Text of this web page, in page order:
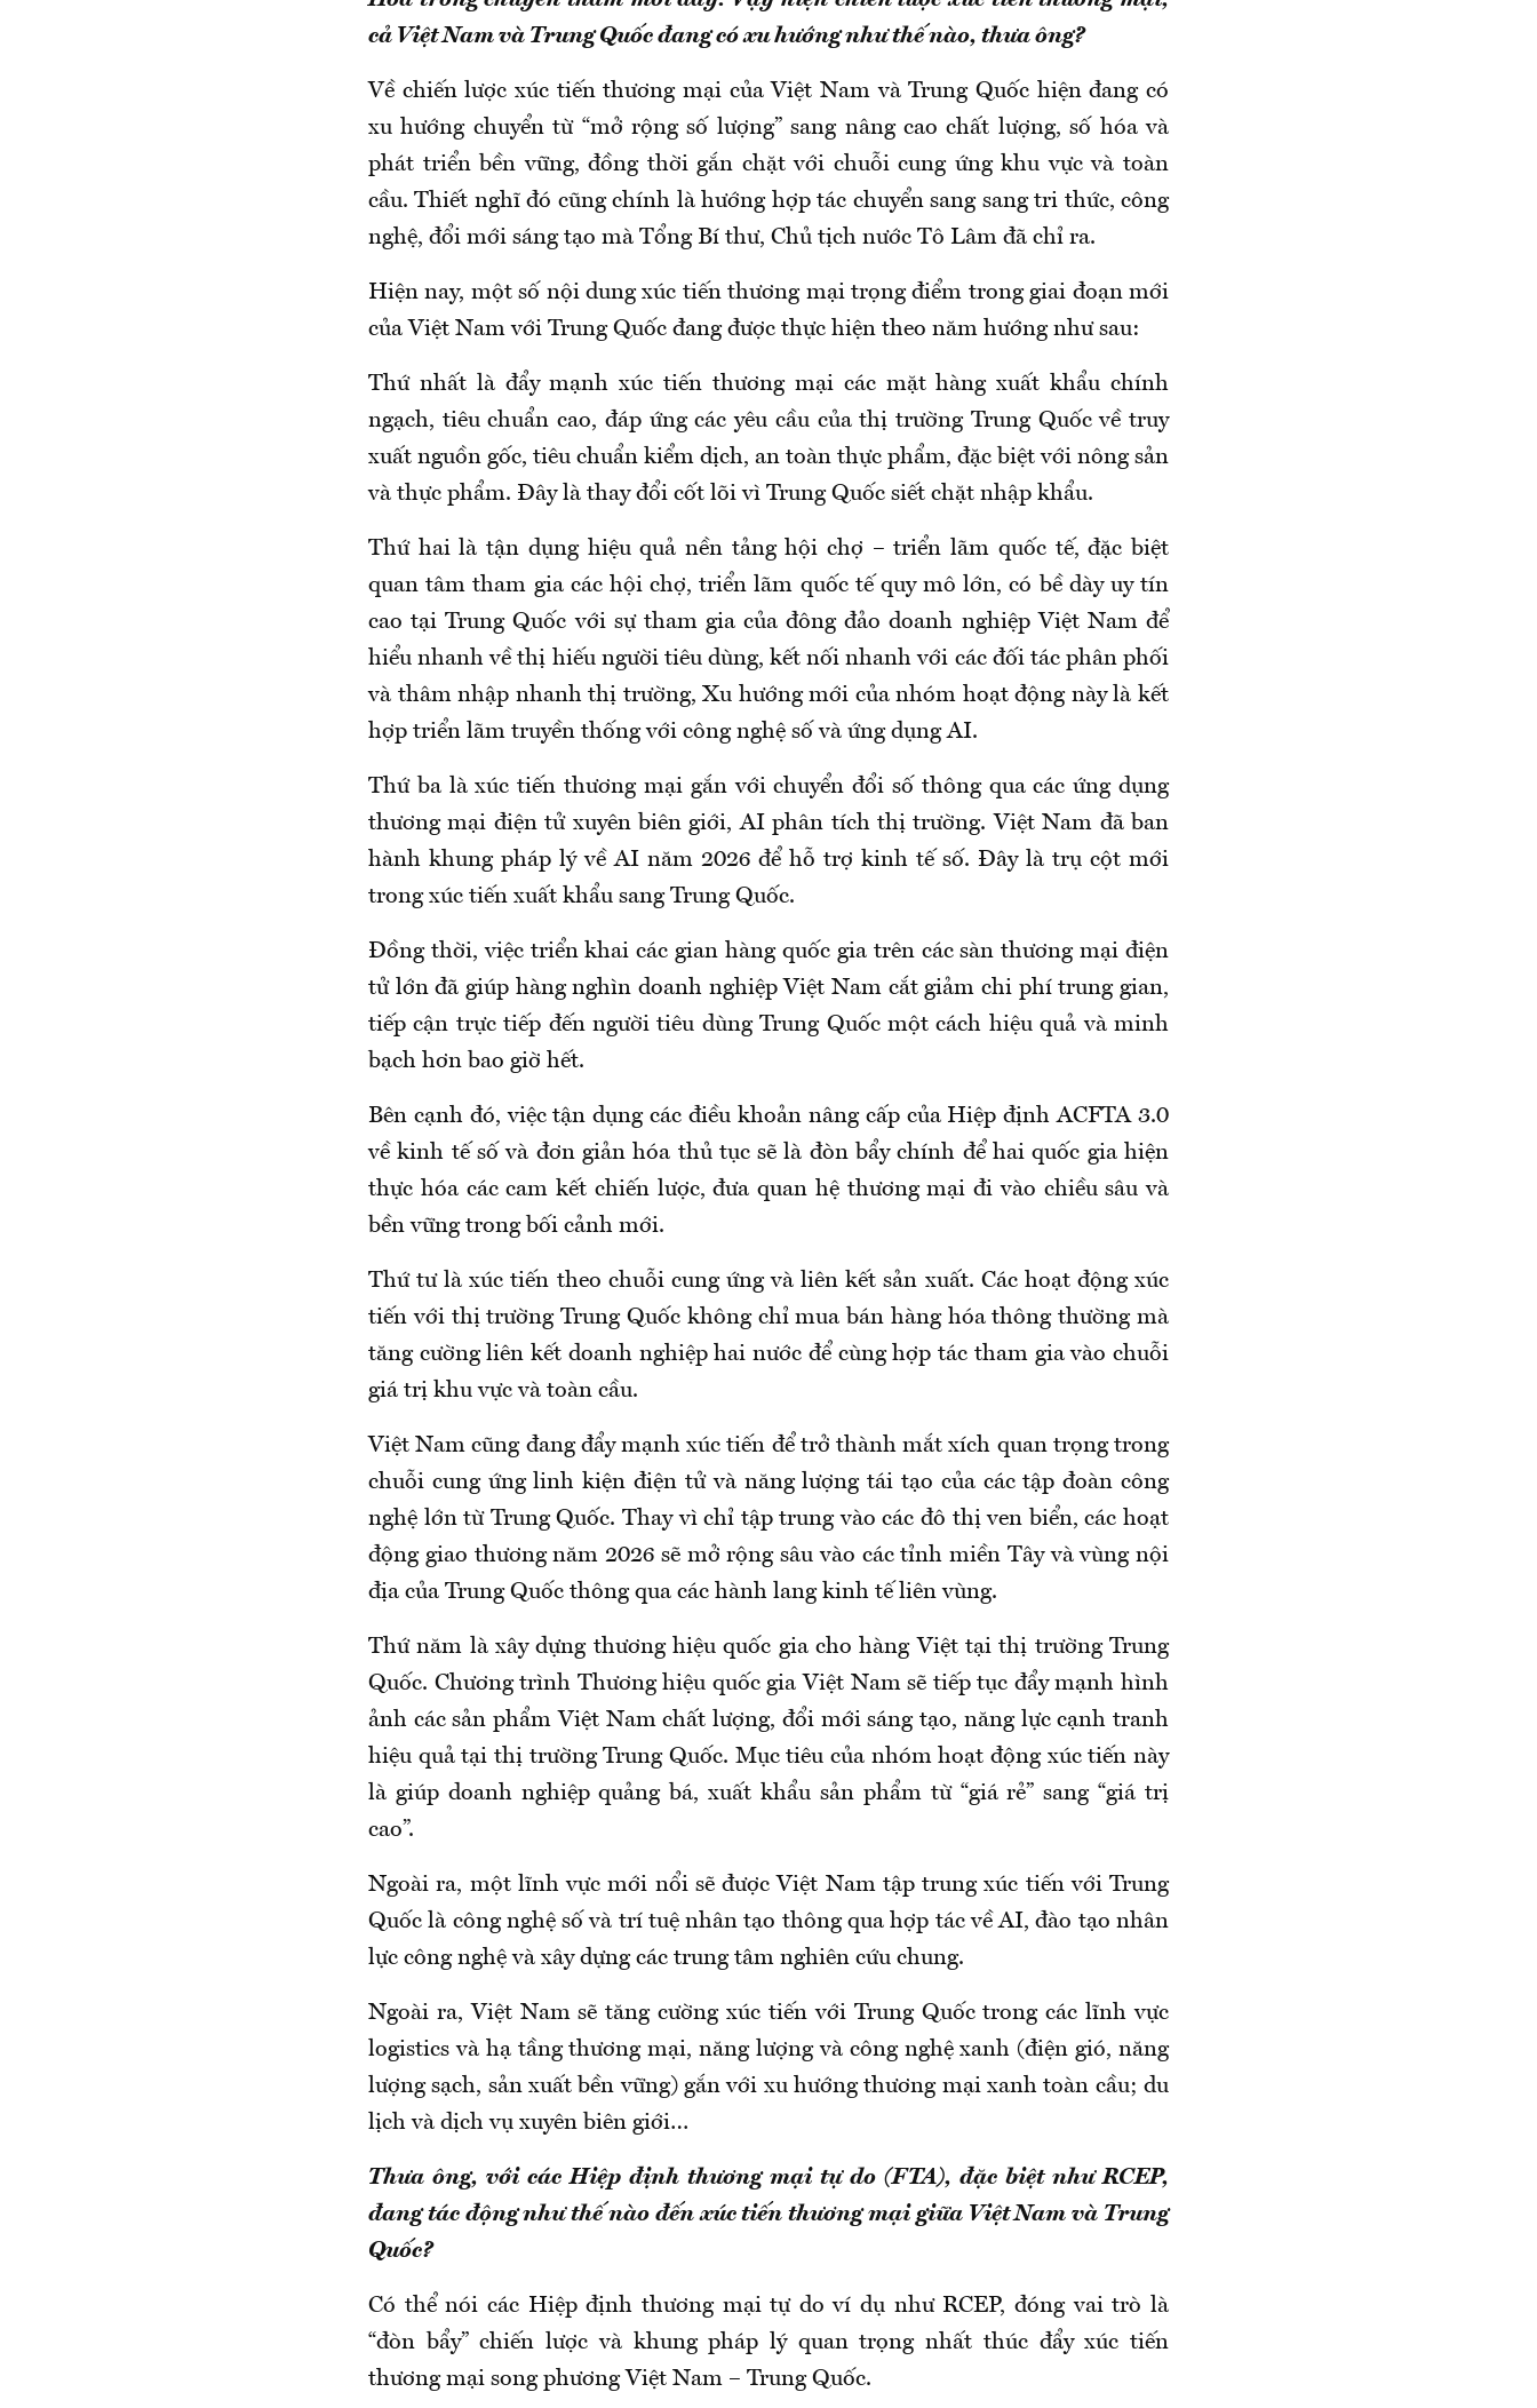
cả Việt Nam và Trung Quốc đang có xu hướng như thế nào, thưa ông?
Về chiến lược xúc tiến thương mại của Việt Nam và Trung Quốc hiện đang có
xu hướng chuyển từ “mở rộng số lượng” sang nâng cao chất lượng, số hóa và
phát triển bền vững, đồng thời gắn chặt với chuỗi cung ứng khu vực và toàn
cầu. Thiết nghĩ đó cũng chính là hướng hợp tác chuyển sang sang tri thức, công
nghệ, đổi mới sáng tạo mà Tổng Bí thư, Chủ tịch nước Tô Lâm đã chỉ ra.
Hiện nay, một số nội dung xúc tiến thương mại trọng điểm trong giai đoạn mới
của Việt Nam với Trung Quốc đang được thực hiện theo năm hướng như sau:
Thứ nhất là đẩy mạnh xúc tiến thương mại các mặt hàng xuất khẩu chính
ngạch, tiêu chuẩn cao, đáp ứng các yêu cầu của thị trường Trung Quốc về truy
xuất nguồn gốc, tiêu chuẩn kiểm dịch, an toàn thực phẩm, đặc biệt với nông sản
và thực phẩm. Đây là thay đổi cốt lõi vì Trung Quốc siết chặt nhập khẩu.
Thứ hai là tận dụng hiệu quả nền tảng hội chợ – triển lãm quốc tế, đặc biệt
quan tâm tham gia các hội chợ, triển lãm quốc tế quy mô lớn, có bề dày uy tín
cao tại Trung Quốc với sự tham gia của đông đảo doanh nghiệp Việt Nam để
hiểu nhanh về thị hiếu người tiêu dùng, kết nối nhanh với các đối tác phân phối
và thâm nhập nhanh thị trường, Xu hướng mới của nhóm hoạt động này là kết
hợp triển lãm truyền thống với công nghệ số và ứng dụng AI.
Thứ ba là xúc tiến thương mại gắn với chuyển đổi số thông qua các ứng dụng
thương mại điện tử xuyên biên giới, AI phân tích thị trường. Việt Nam đã ban
hành khung pháp lý về AI năm 2026 để hỗ trợ kinh tế số. Đây là trụ cột mới
trong xúc tiến xuất khẩu sang Trung Quốc.
Đồng thời, việc triển khai các gian hàng quốc gia trên các sàn thương mại điện
tử lớn đã giúp hàng nghìn doanh nghiệp Việt Nam cắt giảm chi phí trung gian,
tiếp cận trực tiếp đến người tiêu dùng Trung Quốc một cách hiệu quả và minh
bạch hơn bao giờ hết.
Bên cạnh đó, việc tận dụng các điều khoản nâng cấp của Hiệp định ACFTA 3.0
về kinh tế số và đơn giản hóa thủ tục sẽ là đòn bẩy chính để hai quốc gia hiện
thực hóa các cam kết chiến lược, đưa quan hệ thương mại đi vào chiều sâu và
bền vững trong bối cảnh mới.
Thứ tư là xúc tiến theo chuỗi cung ứng và liên kết sản xuất. Các hoạt động xúc
tiến với thị trường Trung Quốc không chỉ mua bán hàng hóa thông thường mà
tăng cường liên kết doanh nghiệp hai nước để cùng hợp tác tham gia vào chuỗi
giá trị khu vực và toàn cầu.
Việt Nam cũng đang đẩy mạnh xúc tiến để trở thành mắt xích quan trọng trong
chuỗi cung ứng linh kiện điện tử và năng lượng tái tạo của các tập đoàn công
nghệ lớn từ Trung Quốc. Thay vì chỉ tập trung vào các đô thị ven biển, các hoạt
động giao thương năm 2026 sẽ mở rộng sâu vào các tỉnh miền Tây và vùng nội
địa của Trung Quốc thông qua các hành lang kinh tế liên vùng.
Thứ năm là xây dựng thương hiệu quốc gia cho hàng Việt tại thị trường Trung
Quốc. Chương trình Thương hiệu quốc gia Việt Nam sẽ tiếp tục đẩy mạnh hình
ảnh các sản phẩm Việt Nam chất lượng, đổi mới sáng tạo, năng lực cạnh tranh
hiệu quả tại thị trường Trung Quốc. Mục tiêu của nhóm hoạt động xúc tiến này
là giúp doanh nghiệp quảng bá, xuất khẩu sản phẩm từ “giá rẻ” sang “giá trị
cao”.
Ngoài ra, một lĩnh vực mới nổi sẽ được Việt Nam tập trung xúc tiến với Trung
Quốc là công nghệ số và trí tuệ nhân tạo thông qua hợp tác về AI, đào tạo nhân
lực công nghệ và xây dựng các trung tâm nghiên cứu chung.
Ngoài ra, Việt Nam sẽ tăng cường xúc tiến với Trung Quốc trong các lĩnh vực
logistics và hạ tầng thương mại, năng lượng và công nghệ xanh (điện gió, năng
lượng sạch, sản xuất bền vững) gắn với xu hướng thương mại xanh toàn cầu; du
lịch và dịch vụ xuyên biên giới…
Thưa ông, với các Hiệp định thương mại tự do (FTA), đặc biệt như RCEP,
đang tác động như thế nào đến xúc tiến thương mại giữa Việt Nam và Trung
Quốc?
Có thể nói các Hiệp định thương mại tự do ví dụ như RCEP, đóng vai trò là
“đòn bẩy” chiến lược và khung pháp lý quan trọng nhất thúc đẩy xúc tiến
thương mại song phương Việt Nam – Trung Quốc.